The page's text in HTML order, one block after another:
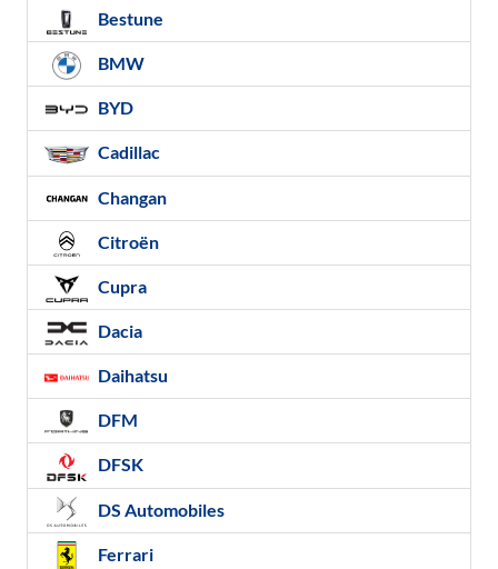
Bestune
BMW
BYD
Cadillac
Changan
Citroën
Cupra
Dacia
Daihatsu
DFM
DFSK
DS Automobiles
Ferrari